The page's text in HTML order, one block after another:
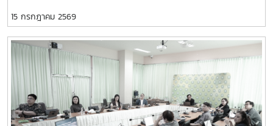
เพื่อร่วมสืบสานและอนุรักษ์ประเพณีอันดีงามของไทยและ
ภูมิปัญญาล้านนา ภายในงานได้รับเกียรติจาก อาจารย์ ดร.รุจาดล
นันทชารักษ์ รองคณบดีฝ่ายพัฒนานักศึกษา เป็นประธานในพิธี
เปิด พร้อมรับฟังการบรรยายหัวข้อ “ประเพณีถวายเทียนพรรษา
แบบล้านนา” โดย นางจิดาภา นามศรีแก้ว ประธานศูนย์การเรียนรู้
ภูมิปัญญาฟ้อนเมืองบ้านครูเอจิดาภา ซึ่งได้ถ่ายทอดความรู้เกี่ยว
กับความเป็นมาและคุณค่าของประเพณีถวายเทียนพรรษาในวิถี
15 กรกฎาคม 2569